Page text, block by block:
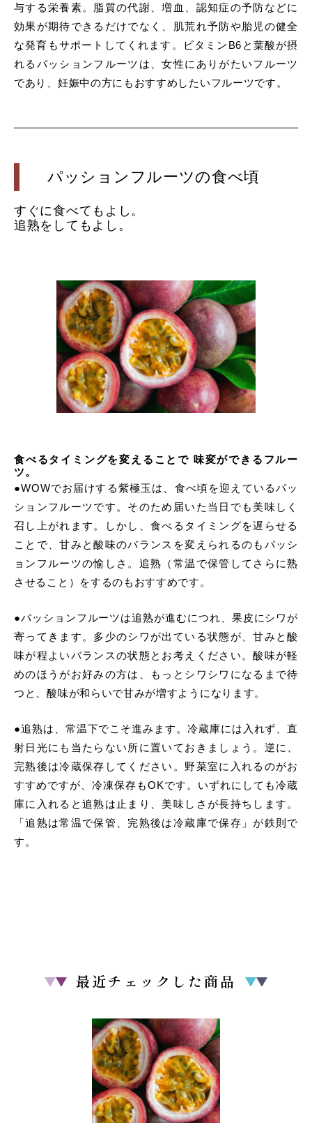
与する栄養素。脂質の代謝、増血、認知症の予防などに
効果が期待できるだけでなく、肌荒れ予防や胎児の健全
な発育もサポートしてくれます。ビタミンB6と葉酸が摂
れるパッションフルーツは、女性にありがたいフルーツ
であり、妊娠中の方にもおすすめしたいフルーツです。
パッションフルーツの食べ頃
すぐに食べてもよし。
追熟をしてもよし。
食べるタイミングを変えることで 味変ができるフルー
ツ。
●WOWでお届けする紫極玉は、食べ頃を迎えているパッ
ションフルーツです。そのため届いた当日でも美味しく
召し上がれます。しかし、食べるタイミングを遅らせる
ことで、甘みと酸味のバランスを変えられるのもパッシ
ョンフルーツの愉しさ。追熟（常温で保管してさらに熟
させること）をするのもおすすめです。
●パッションフルーツは追熟が進むにつれ、果皮にシワが
寄ってきます。多少のシワが出ている状態が、甘みと酸
味が程よいバランスの状態とお考えください。酸味が軽
めのほうがお好みの方は、もっとシワシワになるまで待
つと、酸味が和らいで甘みが増すようになります。
●追熟は、常温下でこそ進みます。冷蔵庫には入れず、直
射日光にも当たらない所に置いておきましょう。逆に、
完熟後は冷蔵保存してください。野菜室に入れるのがお
すすめですが、冷凍保存もOKです。いずれにしても冷蔵
庫に入れると追熟は止まり、美味しさが長持ちします。
「追熟は常温で保管、完熟後は冷蔵庫で保存」が鉄則で
す。
最近チェックした商品